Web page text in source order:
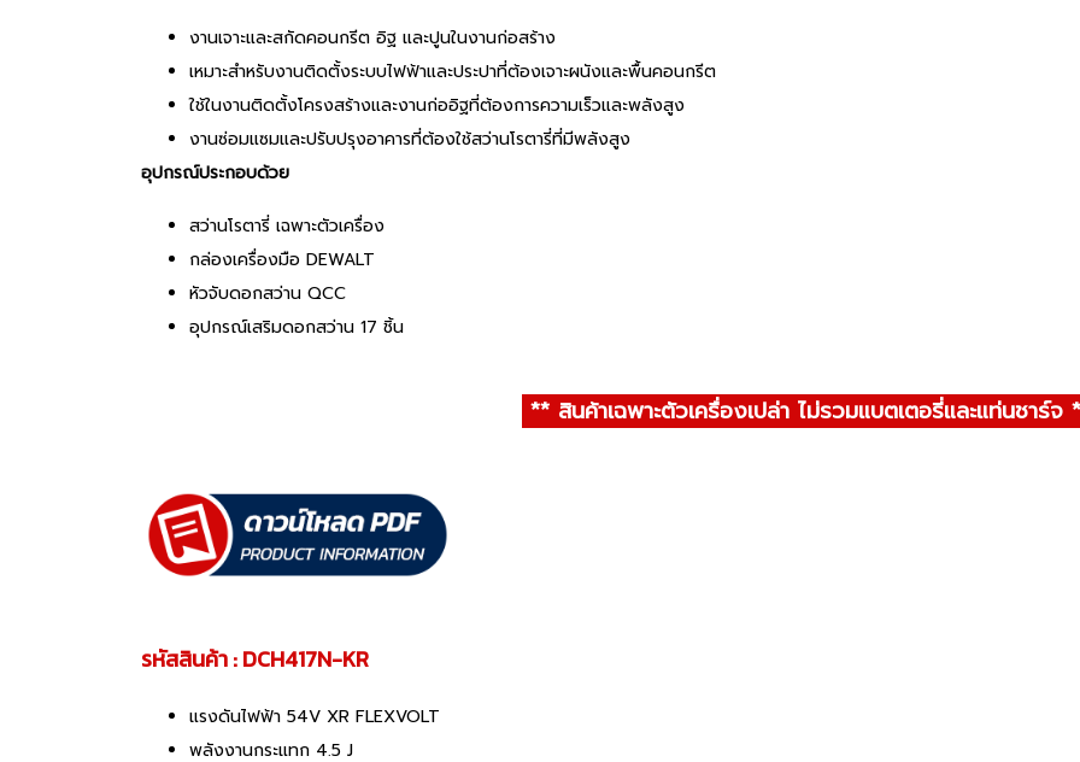
งานเจาะและสกัดคอนกรีต อิฐ และปูนในงานก่อสร้าง
เหมาะสำหรับงานติดตั้งระบบไฟฟ้าและประปาที่ต้องเจาะผนังและพื้นคอนกรีต
ใช้ในงานติดตั้งโครงสร้างและงานก่ออิฐที่ต้องการความเร็วและพลังสูง
งานซ่อมแซมและปรับปรุงอาคารที่ต้องใช้สว่านโรตารี่ที่มีพลังสูง
อุปกรณ์ประกอบด้วย
สว่านโรตารี่ เฉพาะตัวเครื่อง
กล่องเครื่องมือ DEWALT
หัวจับดอกสว่าน QCC
อุปกรณ์เสริมดอกสว่าน 17 ชิ้น
** สินค้าเฉพาะตัวเครื่องเปล่า ไม่รวมแบตเตอรี่และแท่นชาร์
รหัสสินค้า : DCH417N-KR
แรงดันไฟฟ้า 54V XR FLEXVOLT
พลังงานกระแทก 4.5 J